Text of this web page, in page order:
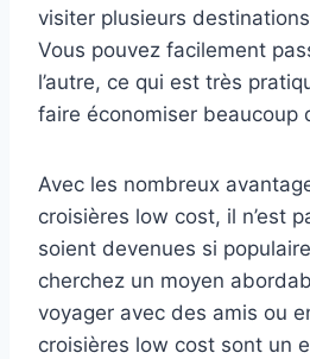
visiter plusieurs
Vous pouvez facilement
l’autre, ce qui est très
faire économiser beaucoup
Avec les nombreux
croisières low cost, il n’est
soient devenues si
cherchez un moyen
voyager avec des amis ou
croisières low cost sont un